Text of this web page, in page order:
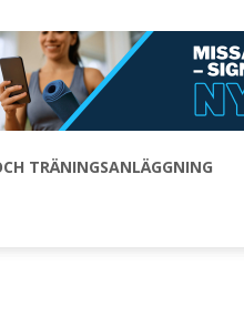
TRÄNINGSANLÄGGNING